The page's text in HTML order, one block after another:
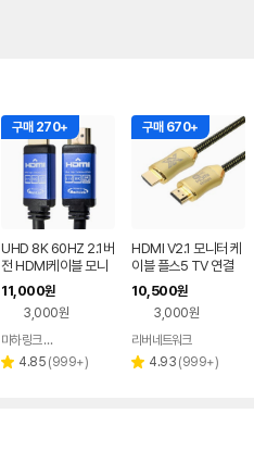
구매 270+
UHD 8K 60HZ 2.1버
전 HDMI케이블 모니
터 선 1.2M
11,000원
3,000원
페이
마하링크 공식스토어
별 4.85 리
(999+)
구매 670+
HDMI V2.1 모니터 케
이블 플스5 TV 연결
모니터 연결 선 1m, 1
개
10,500원
3,000원
리버네트워크
별 4.93 리
(999+)